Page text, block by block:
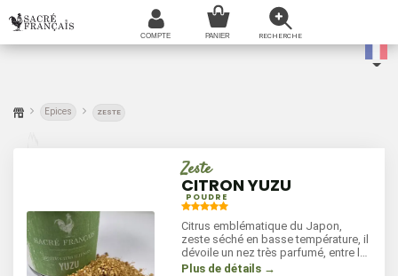
Epices ZESTE
Zeste
CITRON YUZU
POUDRE
Citrus emblématique du Japon,
zeste séché en basse température, il
dévoile un nez très parfumé, entre la
mandarine et le cédrat. Sans acidité,
Plus de détails →